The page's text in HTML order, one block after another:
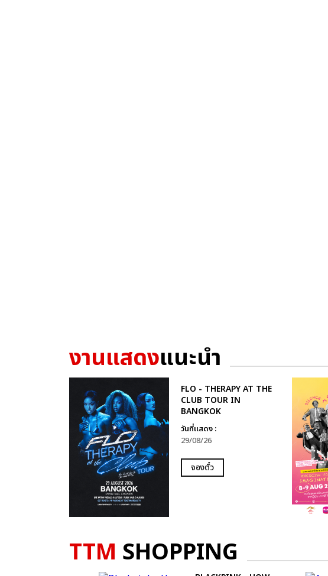
งานแสดงแนะนำ
FLO - THERAPY AT THE
CLUB TOUR IN
BANGKOK
วันที่แสดง :
29/08/26
จองตั๋ว
TTM SHOPPING